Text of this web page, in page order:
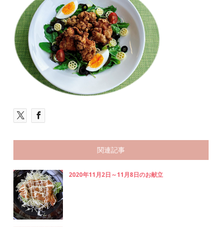
関連記事
2020年11月2日～11月8日のお献立